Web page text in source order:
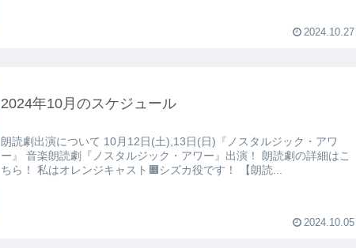
2024.10.27
2024年10月のスケジュール
朗読劇出演について 10月12日(土),13日(日)『ノスタルジック・アワ
ー』 音楽朗読劇『ノスタルジック・アワー』出演！ 朗読劇の詳細はこ
ちら！ 私はオレンジキャスト🟧シズカ役です！ 【朗読...
2024.10.05